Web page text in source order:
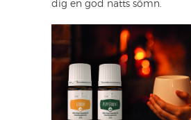
dig en god natts sömn.